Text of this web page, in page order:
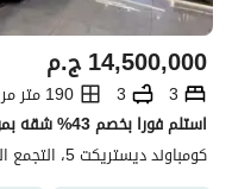
ج.م14,500,000
3
3
190 متر مربع
كومباوند ديستريكت 5، التجمع الخامس، القاهرة الجديدة، القاهرة